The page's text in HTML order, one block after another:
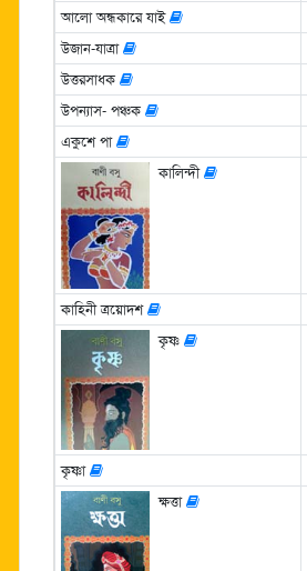
আলো অন্ধকারে যাই
উজান-যাত্রা
উত্তরসাধক
উপন্যাস- পঞ্চক
একুশে পা
কালিন্দী
কাহিনী ত্রয়োদশ
কৃষ্ণ
কৃষ্ণা
ক্ষত্তা